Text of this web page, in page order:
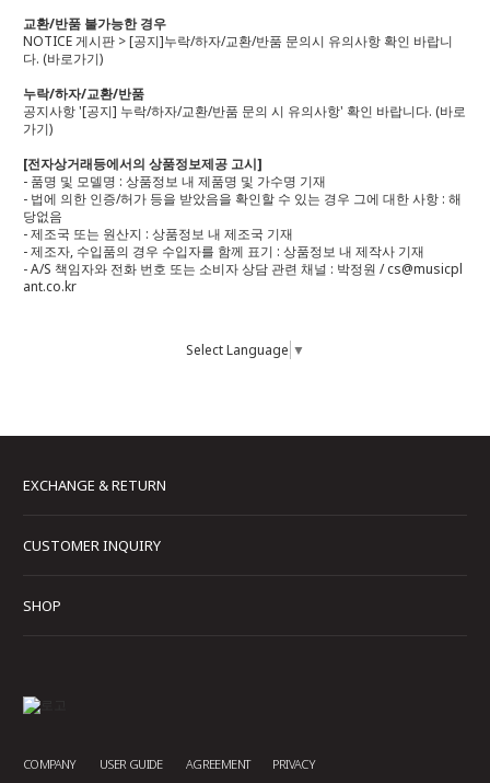
교환/반품 불가능한 경우
NOTICE 게시판 > [공지]누락/하자/교환/반품 문의시 유의사항 확인 바랍니
다. (바로가기)
누락/하자/교환/반품
공지사항 '[공지] 누락/하자/교환/반품 문의 시 유의사항' 확인 바랍니다. (바로
가기)
[전자상거래등에서의 상품정보제공 고시]
- 품명 및 모델명 : 상품정보 내 제품명 및 가수명 기재
- 법에 의한 인증/허가 등을 받았음을 확인할 수 있는 경우 그에 대한 사항 : 해
당없음
- 제조국 또는 원산지 : 상품정보 내 제조국 기재
- 제조자, 수입품의 경우 수입자를 함께 표기 : 상품정보 내 제작사 기재
- A/S 책임자와 전화 번호 또는 소비자 상담 관련 채널 : 박정원 / cs@musicpl
ant.co.kr
Select Language ▼
EXCHANGE & RETURN
CUSTOMER INQUIRY
SHOP
COMPANY USER GUIDE AGREEMENT PRIVACY